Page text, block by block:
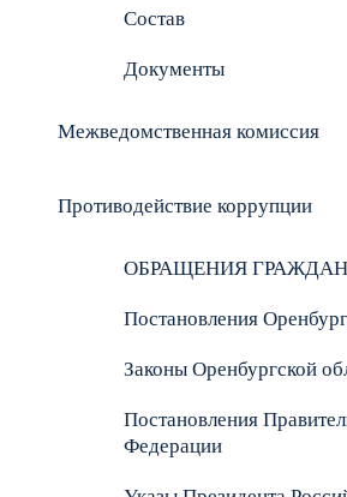
Состав
Документы
Межведомственная комиссия
Противодействие коррупции
ОБРАЩЕНИЯ ГРАЖДАН
Постановления
Законы Оренбургской
Постановления
Федерации